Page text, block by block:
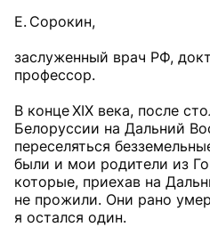
Е. Сорокин,
заслуженный врач РФ,
профессор.
В конце XIX века, после
Белоруссии на Дальний
переселяться
были и мои родители из
которые, приехав на
не прожили. Они рано
я остался один.